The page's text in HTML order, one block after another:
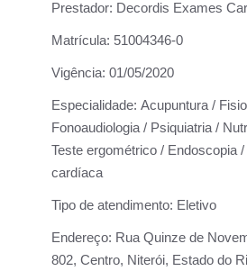
Prestador: Decordis Exames
Matrícula: 51004346-0
Vigência: 01/05/2020
Especialidade: Acupuntura /
Fonoaudiologia / Psiquiatria /
Teste ergométrico / Endoscopia
cardíaca
Tipo de atendimento: Eletivo
Endereço: Rua Quinze de
802, Centro, Niterói, Estado do